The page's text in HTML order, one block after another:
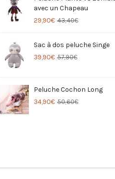
avec un Chapeau
43,40€
29,90€
Sac à dos peluche Singe
57,90€
39,90€
Peluche Cochon Long
50,60€
34,90€